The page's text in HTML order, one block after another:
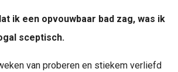
ik een opvouwbaar bad zag, was ik
sceptisch.
van proberen en stiekem verliefd